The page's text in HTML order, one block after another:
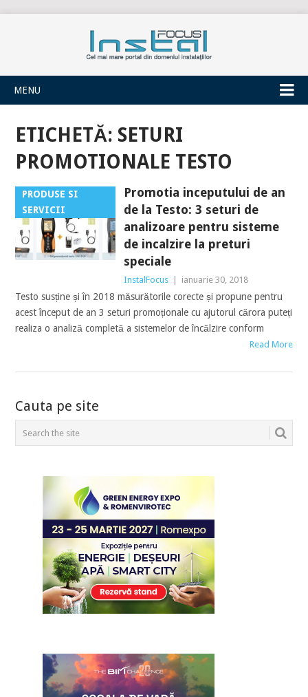
INSTALFOCUS
MENU
ETICHETĂ: SETURI
PROMOTIONALE TESTO
PRODUSE SI
SERVICII
Promotia inceputului de an
de la Testo: 3 seturi de
analizoare pentru sisteme
de incalzire la preturi
speciale
InstalFocus ianuarie 30, 2018
Testo susține și în 2018 măsurătorile corecte și propune pentru
acest început de an 3 seturi promoționale cu ajutorul cărora puteți
realiza o analiză completă a sistemelor de încălzire conform
Read More
POSTS
NAVIGATION
Cauta pe site